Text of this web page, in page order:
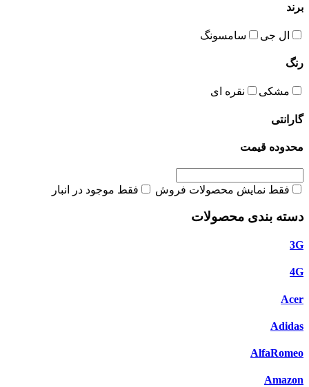
برند
ال جی سامسونگ
رنگ
مشکی نقره ای
گارانتی
محدوده قیمت
فقط نمایش محصولات فروش فقط موجود در انبار
دسته بندی محصولات
3G
4G
Acer
Adidas
AlfaRomeo
Amazon